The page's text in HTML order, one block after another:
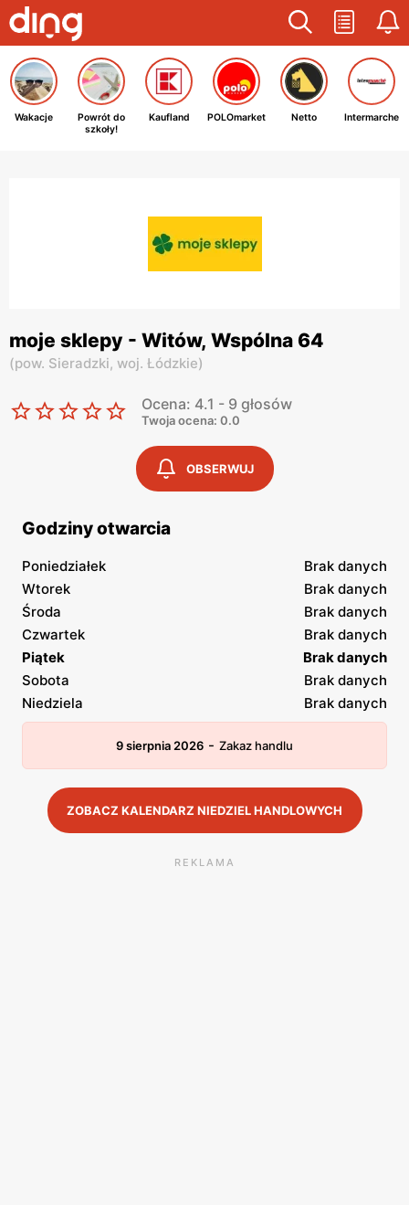
Wakacje
Powrót do
szkoły!
Kaufland POLOmarket Netto Intermarche
moje sklepy - Witów, Wspólna 64
(pow. Sieradzki, woj. Łódzkie)
Ocena: 4.1 - 9 głosów
Twoja ocena: 0.0
OBSERWUJ
Godziny otwarcia
Poniedziałek
Brak danych
Wtorek
Brak danych
Środa
Brak danych
Czwartek
Brak danych
Piątek
Brak danych
Sobota
Brak danych
Niedziela
Brak danych
9 sierpnia 2026 - Zakaz handlu
ZOBACZ KALENDARZ NIEDZIEL HANDLOWYCH
REKLAMA